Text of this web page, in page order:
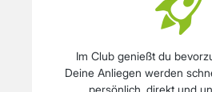
Im Club genießt du
Deine Anliegen werden
persönlich, direkt und